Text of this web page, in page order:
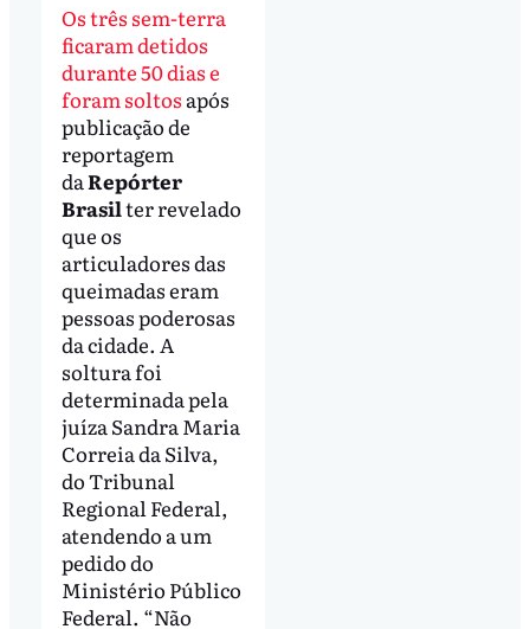
Os três sem-terra
ficaram detidos
durante 50 dias e
foram soltos após
publicação de
reportagem
daRepórter
Brasilter revelado
que os
articuladores das
queimadas eram
pessoas poderosas
da cidade. A
soltura foi
determinada pela
juíza Sandra Maria
Correia da Silva,
do Tribunal
Regional Federal,
atendendo a um
pedido do
Ministério Público
Federal. “Não